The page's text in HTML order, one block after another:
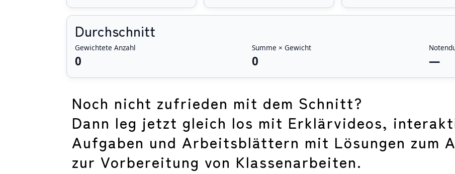
Durchschnitt
Gewichtete Anzahl
0
Summe × Gewicht
0 —
Noch nicht zufrieden mit dem Schnitt?
Dann leg jetzt gleich los mit Erklärvideos,
Aufgaben und Arbeitsblättern mit Lösungen zum
zur Vorbereitung von Klassenarbeiten.